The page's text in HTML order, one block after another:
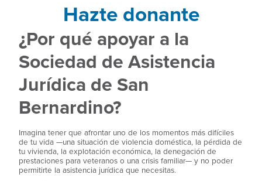
Hazte donante
¿Por qué apoyar a la
Sociedad de Asistencia
Jurídica de San
Bernardino?
Imagina tener que afrontar uno de los momentos más difíciles
de tu vida —una situación de violencia doméstica, la pérdida de
tu vivienda, la explotación económica, la denegación de
prestaciones para veteranos o una crisis familiar— y no poder
permitirte la asistencia jurídica que necesitas.